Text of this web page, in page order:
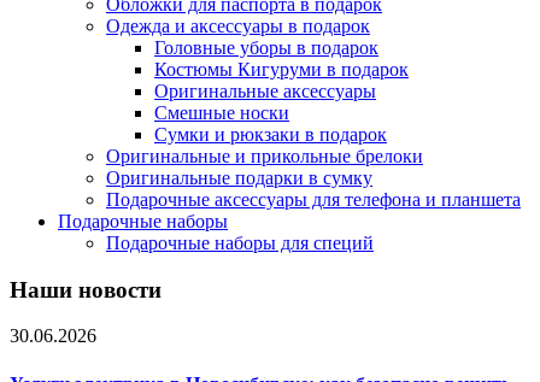
Обложки для паспорта в подарок
Одежда и аксессуары в подарок
Головные уборы в подарок
Костюмы Кигуруми в подарок
Оригинальные аксессуары
Смешные носки
Сумки и рюкзаки в подарок
Оригинальные и прикольные брелоки
Оригинальные подарки в сумку
Подарочные аксессуары для телефона и планшета
Подарочные наборы
Подарочные наборы для специй
Наши новости
30.06.2026